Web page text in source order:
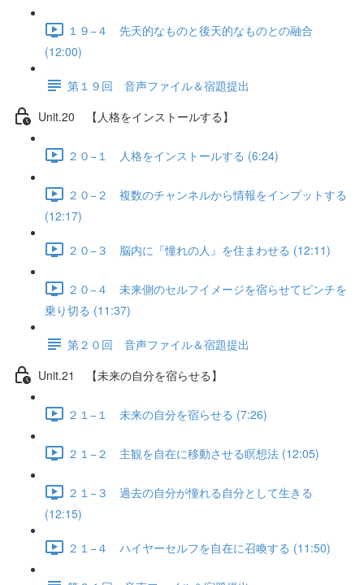
１９−４ 先天的なものと後天的なものとの融合
(12:00)
第１９回 音声ファイル＆宿題提出
Unit.20 【人格をインストールする】
２０−１ 人格をインストールする (6:24)
２０−２ 複数のチャンネルから情報をインプットする
(12:17)
２０−３ 脳内に『憧れの人』を住まわせる (12:11)
２０−４ 未来側のセルフイメージを宿らせてピンチを
乗り切る (11:37)
第２０回 音声ファイル＆宿題提出
Unit.21 【未来の自分を宿らせる】
２１−１ 未来の自分を宿らせる (7:26)
２１−２ 主観を自在に移動させる瞑想法 (12:05)
２１−３ 過去の自分が憧れる自分として生きる
(12:15)
２１−４ ハイヤーセルフを自在に召喚する (11:50)